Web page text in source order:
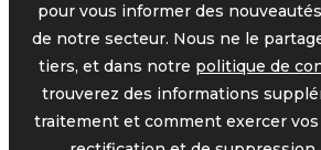
pour vous informer des
de notre secteur. Nous ne le
tiers, et dans notre politique de
trouverez des informations
traitement et comment exercer vos